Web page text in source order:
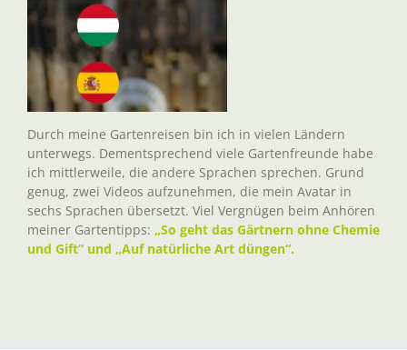
Durch meine Gartenreisen bin ich in vielen Ländern
unterwegs. Dementsprechend viele Gartenfreunde habe
ich mittlerweile, die andere Sprachen sprechen. Grund
genug, zwei Videos aufzunehmen, die mein Avatar in
sechs Sprachen übersetzt. Viel Vergnügen beim Anhören
meiner Gartentipps: „So geht das Gärtnern ohne Chemie
und Gift“ und „Auf natürliche Art düngen“.